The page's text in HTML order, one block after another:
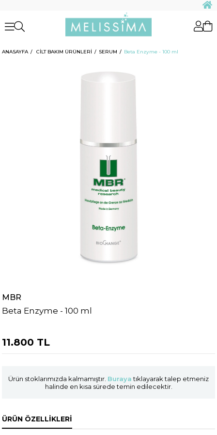
ANASAYFA CİLT BAKIM ÜRÜNLERİ SERUM Beta Enzyme - 100 ml
Beta Enzyme - 100 ml
MBR
11.800 TL
Ürün stoklarımızda kalmamıştır. Burayatıklayarak talep etmeniz
halinde en kısa sürede temin edilecektir.
ÜRÜN ÖZELLIKLERI